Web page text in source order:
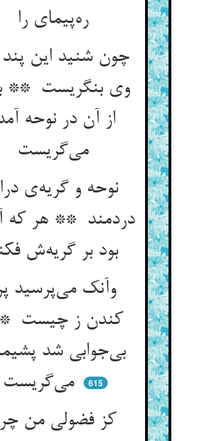
ره‌پیمای را
چون شنید این پند
وی بنگریست **
از آن در نوحه
می‌گریست
نوحه و گریه‌ی
دردمند ** هر که
بود بر گریه‌ش فکند
وآنک می‌پرسید پر
کندن ز چیست
بی‌جوابی شد
می‌گریست
615
کز فضولی من